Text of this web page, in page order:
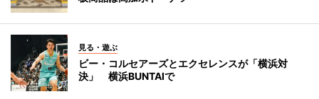
見る・遊ぶ
ビー・コルセアーズとエクセレンスが「横浜対
決」 横浜BUNTAIで